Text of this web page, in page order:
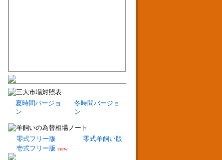
夏時間バージョ
ン
冬時間バージョ
ン
零式フリー版
零式羊飼い版
壱式フリー版 new